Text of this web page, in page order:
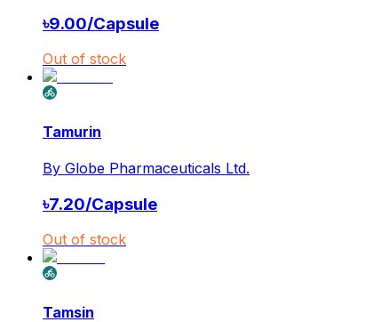
৳9.00/Capsule
Out of stock
Tamurin
By Globe Pharmaceuticals Ltd.
৳7.20/Capsule
Out of stock
Tamsin